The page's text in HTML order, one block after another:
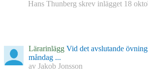
Hans Thunberg skrev inlägget 18
Lärarinlägg Vid det avslutande
måndag ...
av Jakob Jonsson